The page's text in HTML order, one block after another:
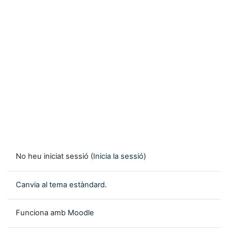
No heu iniciat sessió (Inicia la sessió)
Canvia al tema estàndard.
Funciona amb Moodle